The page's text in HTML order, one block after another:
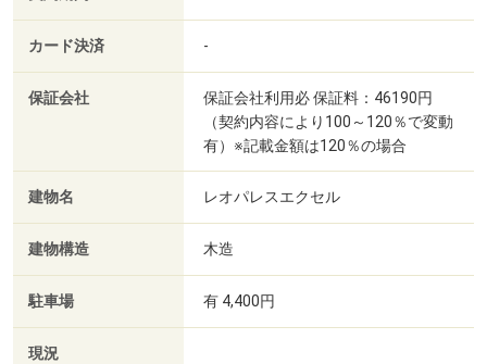
カード決済 -
保証会社
保証会社利用必 保証料：46190円
（契約内容により100～120％で変動
有）※記載金額は120％の場合
建物名 レオパレスエクセル
建物構造 木造
駐車場 有 4,400円
現況